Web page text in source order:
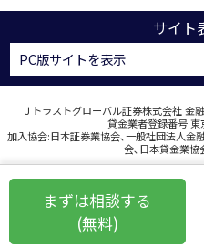
サイト
PC版サイトを表示
Ｊトラストグローバル証券株式会社 金
貸金業者登録番号
加入協会:日本証券業協会､一般社団法人金
会､日本貸金業協
まずは相談する
(無料)